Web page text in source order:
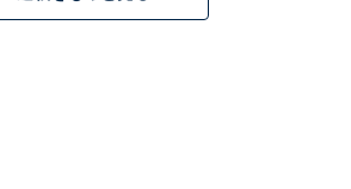
市湯野浜1-10-29